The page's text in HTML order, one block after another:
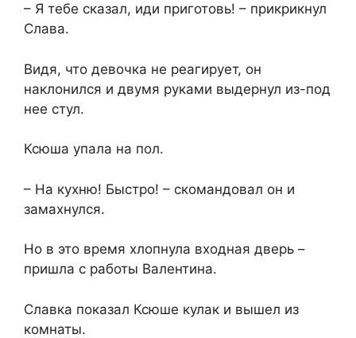
– Я тебе сказал, иди приготовь! – прикрикнул
Слава.
Видя, что девочка не реагирует, он
наклонился и двумя руками выдернул из-под
нее стул.
Ксюша упала на пол.
– На кухню! Быстро! – скомандовал он и
замахнулся.
Но в это время хлопнула входная дверь –
пришла с работы Валентина.
Славка показал Ксюше кулак и вышел из
комнаты.